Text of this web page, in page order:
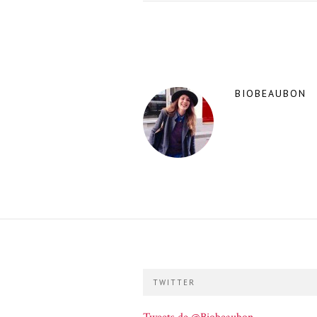
BIOBEAUBON
TWITTER